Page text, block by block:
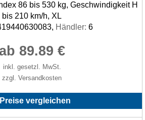
86 bis 530 kg, Geschwindigkeit H
bis 210 km/h, XL
Händler: 6
89.89 €
inkl. gesetzl. MwSt.
zzgl. Versandkosten
vergleichen